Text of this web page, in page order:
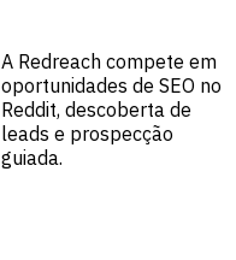
A Redreach compete em
oportunidades de SEO no
Reddit, descoberta de
leads e prospecção
guiada.